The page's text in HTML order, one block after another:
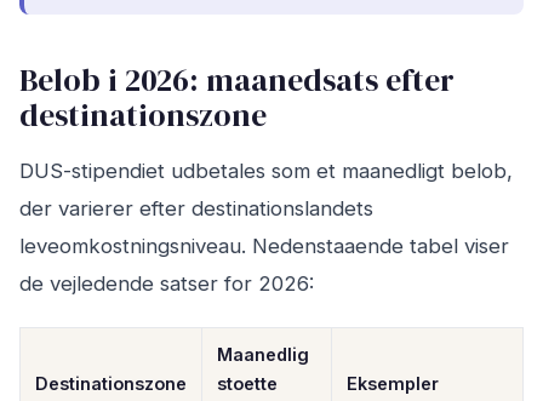
Belob i 2026: maanedsats efter
destinationszone
DUS-stipendiet udbetales som et maanedligt belob,
der varierer efter destinationslandets
leveomkostningsniveau. Nedenstaaende tabel viser
de vejledende satser for 2026:
Destinationszone
Maanedlig
stoette
Eksempler